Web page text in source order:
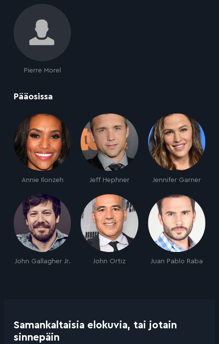
Pierre Morel
Pääosissa
Annie Ilonzeh Jeff Hephner Jennifer Garner
John Gallagher Jr. John Ortiz Juan Pablo Raba
Samankaltaisia elokuvia, tai jotain
sinnepäin